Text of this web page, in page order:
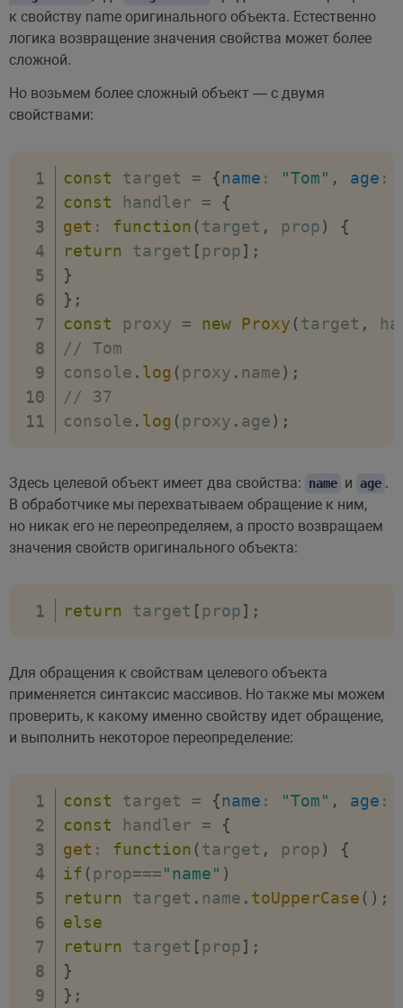
к свойству name оригинального объекта. Естественно
логика возвращение значения свойства может более
сложной.
Но возьмем более сложный объект — с двумя
свойствами:
const target = {name : "Tom" , age :
const handler =
{
get : function (target , prop)
{
return target [ prop] ;
}
} ;
const proxy = new Proxy (target ,
// Tom
console . log ( proxy . name) ;
// 37
console . log ( proxy . age) ;
Здесь целевой объект имеет два свойства: name и age .
В обработчике мы перехватываем обращение к ним,
но никак его не переопределяем, а просто возвращаем
значения свойств оригинального объекта:
return target [ prop] ;
Для обращения к свойствам целевого объекта
применяется синтаксис массивов. Но также мы можем
проверить, к какому именно свойству идет обращение,
и выполнить некоторое переопределение:
const target = {name : "Tom" , age :
const handler =
{
get : function (target , prop)
{
if ( prop==="name" )
return target . name . toUpperCase ( ) ;
else
return target [ prop] ;
}
} ;